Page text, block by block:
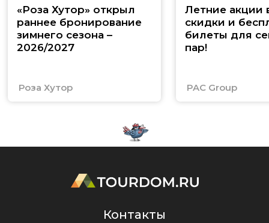
«Роза Хутор» открыл
раннее бронирование
зимнего сезона –
2026/2027
Роза Хутор
Летние акции
скидки и
билеты для
пар!
PAC Group
Контакты